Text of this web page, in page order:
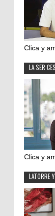
Clica y
LA SER
Clica y
LATORRE